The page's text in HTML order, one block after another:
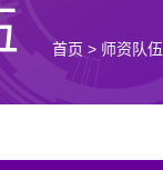
首页 > 师资队伍